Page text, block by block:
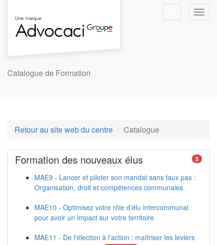
Rechercher
Catalogue de Formation
Retour au site web du centre Catalogue
Catalogue
Formation des nouveaux élus 3
MAE9 - Lancer et piloter son mandat sans faux pas :
Organisation, droit et compétences communales
MAE10 - Optimisez votre rôle d’élu intercommunal
pour avoir un impact sur votre territoire
MAE11 - De l'élection à l'action : maîtriser les leviers